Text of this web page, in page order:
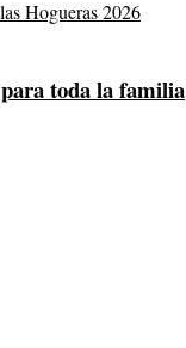
toda la familia